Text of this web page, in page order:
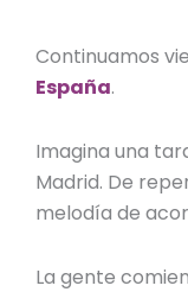
Continuamos
España.
Imagina una
Madrid. De
melodía de
La gente